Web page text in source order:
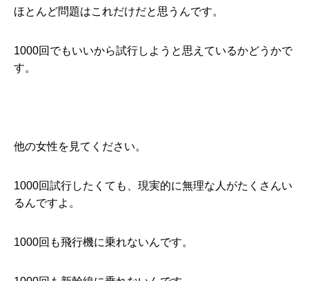
ほとんど問題はこれだけだと思うんです。
1000回でもいいから試行しようと思えているかどうかで
す。
他の女性を見てください。
1000回試行したくても、現実的に無理な人がたくさんい
るんですよ。
1000回も飛行機に乗れないんです。